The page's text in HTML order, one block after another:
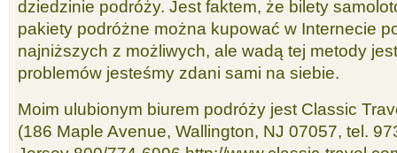
dziedzinie podróży. Jest faktem, że bilety
pakiety podróżne można kupować w Internecie
najniższych z możliwych, ale wadą tej metody
problemów jesteśmy zdani sami na siebie.
Moim ulubionym biurem podróży jest Classic
(186 Maple Avenue, Wallington, NJ 07057, tel.